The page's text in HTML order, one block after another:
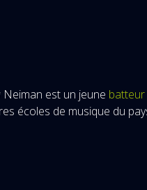
est un jeune batteur
écoles de musique du